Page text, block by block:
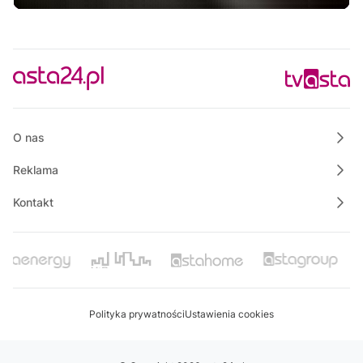
10:00
10:15
Powiat Wałecki Blisko Natury
O nas
Reklama
Kontakt
Polityka prywatnościUstawienia cookies